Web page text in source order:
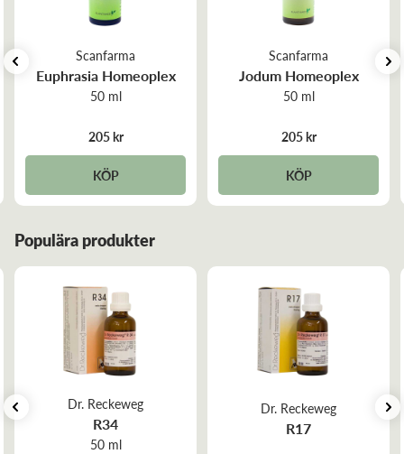
Scanfarma
Euphrasia Homeoplex
50 ml
205 kr
KÖP
Scanfarma
Jodum Homeoplex
50 ml
205 kr
KÖP
Populära produkter
Dr. Reckeweg
R34
50 ml
Dr. Reckeweg
R17